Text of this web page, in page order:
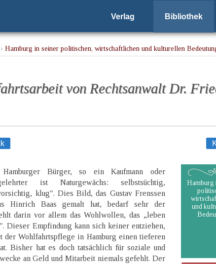
Verlag Bibliothek
› Hamburg in seiner politischen, wirtschaftlichen und kulturellen
von Rechtsanwalt Dr.
Bürger, so ein Kaufmann oder
ist Naturgewächs: selbstsüchtig,
klug". Dies Bild, das Gustav Frenssen
Hinrich Baas gemalt hat, bedarf sehr der
darin vor allem das Wohlwollen, das „leben
Dieser Empfindung kann sich keiner entziehen,
der Wohlfahrtspflege in Hamburg einen tieferen
Bisher hat es doch tatsächlich für soziale und
an Geld und Mitarbeit niemals gefehlt. Der
Hamburg
und